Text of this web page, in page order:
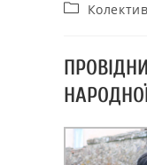
Колектив